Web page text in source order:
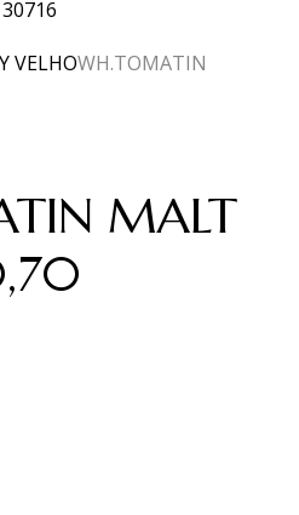
VELHOWH.TOMATIN
MALT